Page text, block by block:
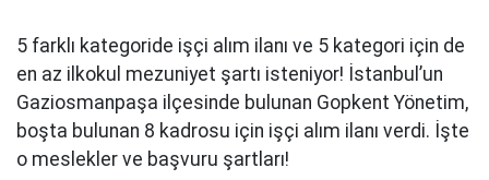
5 farklı kategoride işçi alım ilanı ve 5 kategori için de
en az ilkokul mezuniyet şartı isteniyor! İstanbul’un
Gaziosmanpaşa ilçesinde bulunan Gopkent Yönetim,
boşta bulunan 8 kadrosu için işçi alım ilanı verdi. İşte
o meslekler ve başvuru şartları!